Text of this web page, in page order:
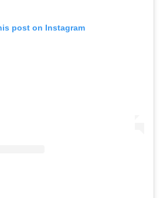
post on Instagram